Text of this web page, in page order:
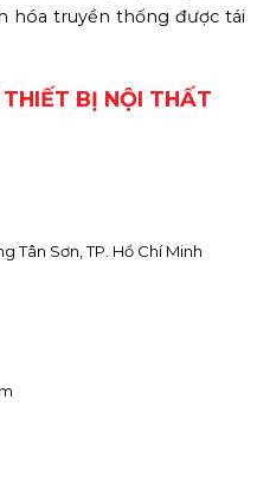
hóa truyền thống được tái
BỊ NỘI THẤT
Tân Sơn, TP. Hồ Chí Minh